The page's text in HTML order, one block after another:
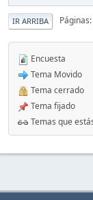
IR ARRIBA Páginas
Encuesta
Tema Movido
Tema cerrado
Tema fijado
Temas que